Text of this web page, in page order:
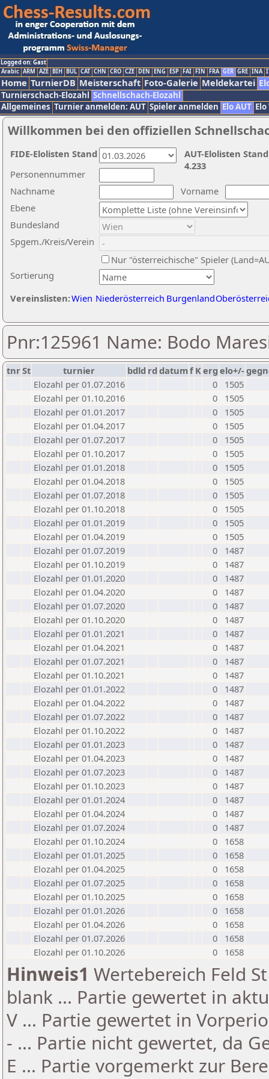
Logged on: Gast
Arabic ARM AZE BIH BUL CAT CHN CRO CZE DEN ENG ESP FAI FIN FRA GER GRE INA
Home TurnierDB Meisterschaft Foto-Galerie Meldekartei
Turnierschach-Elozahl Schnellschach-Elozahl
Allgemeines Turnier anmelden: AUT Spieler anmelden Elo AUT
Willkommen bei den offiziellen
Nachname
Vorname
Ebene
Sortierung
Personennummer
Bundesland
Spgem./Kreis/Verein
Nur "österreichische" Spieler
Vereinslisten:Wien Niederösterreich Burgenland
AUT-Elolisten
4.233
FIDE-Elolisten Stand
Pnr:125961 Name: Bodo
tnrSt turnier bdld rd datumf Kerg elo+/-
Elozahl per 01.07.2016
0
1505
Elozahl per 01.10.2016
0
1505
Elozahl per 01.01.2017
0
1505
Elozahl per 01.04.2017
0
1505
Elozahl per 01.07.2017
0
1505
Elozahl per 01.10.2017
0
1505
Elozahl per 01.01.2018
0
1505
Elozahl per 01.04.2018
0
1505
Elozahl per 01.07.2018
0
1505
Elozahl per 01.10.2018
0
1505
Elozahl per 01.01.2019
0
1505
Elozahl per 01.04.2019
0
1505
Elozahl per 01.07.2019
0
1487
Elozahl per 01.10.2019
0
1487
Elozahl per 01.01.2020
0
1487
Elozahl per 01.04.2020
0
1487
Elozahl per 01.07.2020
0
1487
Elozahl per 01.10.2020
0
1487
Elozahl per 01.01.2021
0
1487
Elozahl per 01.04.2021
0
1487
Elozahl per 01.07.2021
0
1487
Elozahl per 01.10.2021
0
1487
Elozahl per 01.01.2022
0
1487
Elozahl per 01.04.2022
0
1487
Elozahl per 01.07.2022
0
1487
Elozahl per 01.10.2022
0
1487
Elozahl per 01.01.2023
0
1487
Elozahl per 01.04.2023
0
1487
Elozahl per 01.07.2023
0
1487
Elozahl per 01.10.2023
0
1487
Elozahl per 01.01.2024
0
1487
Elozahl per 01.04.2024
0
1487
Elozahl per 01.07.2024
0
1487
Elozahl per 01.10.2024
0
1658
Elozahl per 01.01.2025
0
1658
Elozahl per 01.04.2025
0
1658
Elozahl per 01.07.2025
0
1658
Elozahl per 01.10.2025
0
1658
Elozahl per 01.01.2026
0
1658
Elozahl per 01.04.2026
0
1658
Elozahl per 01.07.2026
0
1658
Elozahl per 01.10.2026
0 1658
Hinweis1 Wertebereich Feld
blank ... Partie gewertet in
V ... Partie gewertet in
- ... Partie nicht gewertet, da
E ... Partie vorgemerkt zur